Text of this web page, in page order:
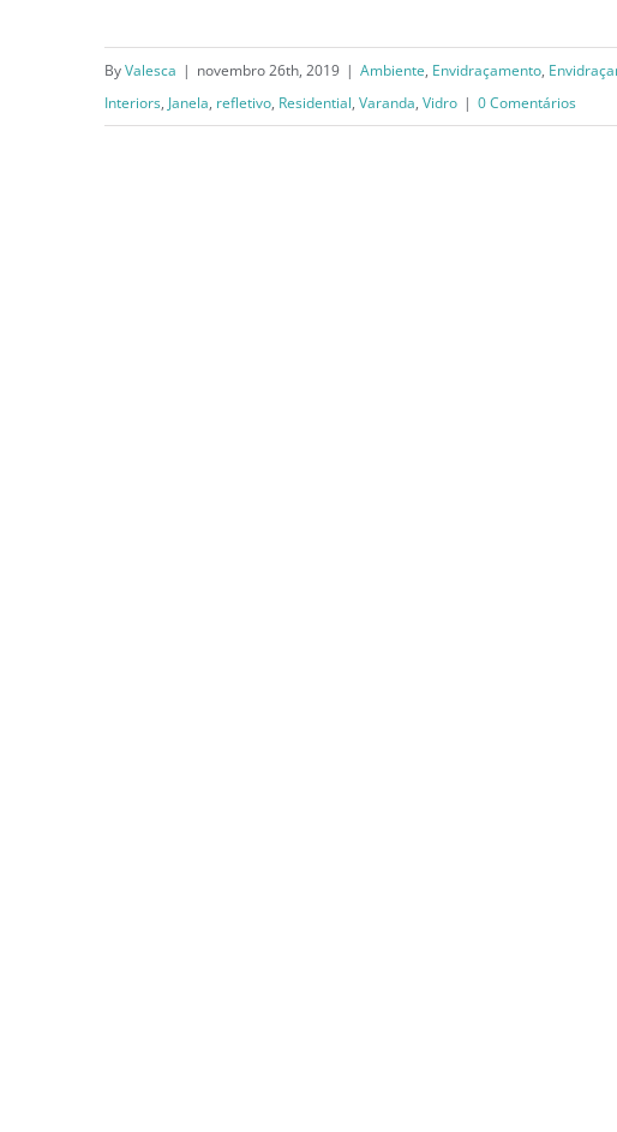
Porque escolher o vidro
refletivo?
ByValesca | novembro 26th, 2019 | Ambiente, Envidraçamento,
Interiors, Janela, refletivo, Residential, Varanda, Vidro | 0 Comentários